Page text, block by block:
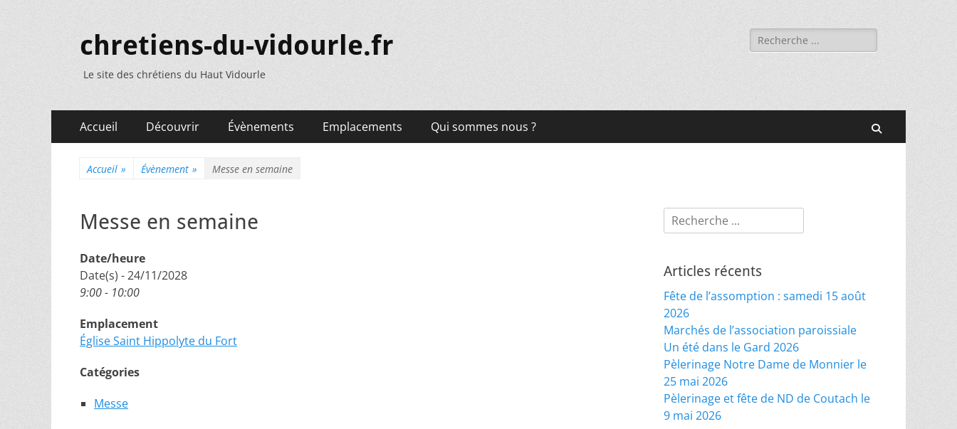
chretiens-du-vidourle.fr
Le site des chrétiens du Haut Vidourle
Rechercher :
Menu
principal
Accueil Découvrir Évènements Emplacements Qui sommes nous ?
Accueil » Évènement » Messe en semaine
Messe en semaine
Date/heure
Date(s) - 24/11/2028
9:00 - 10:00
Emplacement
Église Saint Hippolyte du Fort
Catégories
Messe
Rechercher :
Articles récents
Fête de l’assomption : samedi 15 août
2026
Marchés de l’association paroissiale
Un été dans le Gard 2026
Pèlerinage Notre Dame de Monnier le
25 mai 2026
Pèlerinage et fête de ND de Coutach le
9 mai 2026